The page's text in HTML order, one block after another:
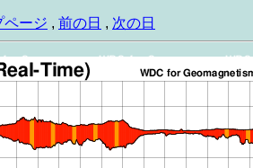
ページ , 前の日 , 次の日